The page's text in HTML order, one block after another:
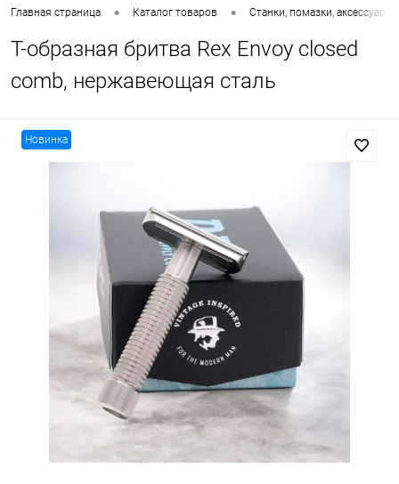
Главная страница • Каталог товаров • Станки, помазки, аксессуары
Т-образная бритва Rex Envoy closed
comb, нержавеющая сталь
Новинка